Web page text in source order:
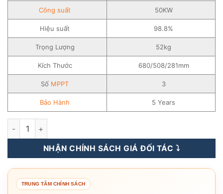
Công suất 50KW
Hiệu suất 98.8%
Trọng Lượng 52kg
Kích Thước 680/508/281mm
Số MPPT 3
Bảo Hành 5 Years
Inverter Hòa Lưới Growatt 50KW 3 pha [Giá Sỉ] số lượng
NHẬN CHÍNH SÁCH GIÁ ĐỐI TÁC ⤵️
TRUNG TÂM CHÍNH SÁCH